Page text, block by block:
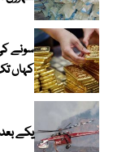
سونے
کہاں
یکے بعد دیگرے 2 ہیلی